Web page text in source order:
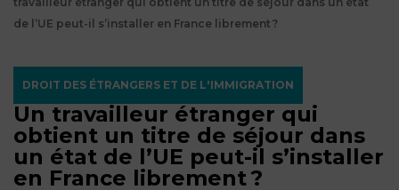
Particuliers
NOS
DOMAINES
DE
COMPÉTENCE
AFFAIRES
Entreprises
NOS
DOMAINES
Plus
d’offres
de l’UE peut-il s’installer en France librement ?
DROIT DES ÉTRANGERS ET DE L'IMMIGRATION
Un travailleur étranger qui
obtient un titre de séjour dans
un état de l’UE peut-il s’installer
en France librement ?